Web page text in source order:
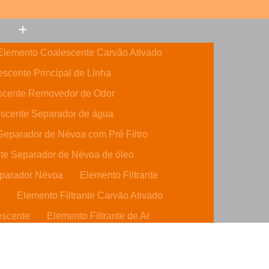
Coalescente Carvão Ativado
Principal de Linha
Removedor de Odor
Separador de água
de Névoa com Pré Filtro
Separador de Névoa de óleo
Névoa
Elemento Filtrante
Elemento Filtrante Carvão Ativado
Elemento Filtrante de Ar